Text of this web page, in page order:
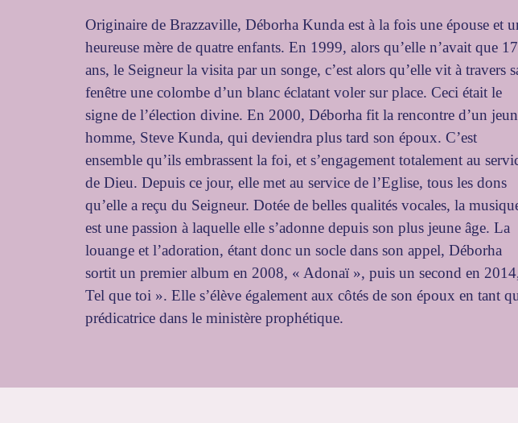
Originaire de Brazzaville, Déborha Kunda est à la fois une épouse et
heureuse mère de quatre enfants. En 1999, alors qu’elle n’avait que 17
ans, le Seigneur la visita par un songe, c’est alors qu’elle vit à travers
fenêtre une colombe d’un blanc éclatant voler sur place. Ceci était le
signe de l’élection divine. En 2000, Déborha fit la rencontre d’un
homme, Steve Kunda, qui deviendra plus tard son époux. C’est
ensemble qu’ils embrassent la foi, et s’engagement totalement au
de Dieu. Depuis ce jour, elle met au service de l’Eglise, tous les dons
qu’elle a reçu du Seigneur. Dotée de belles qualités vocales, la
est une passion à laquelle elle s’adonne depuis son plus jeune âge. La
louange et l’adoration, étant donc un socle dans son appel, Déborha
sortit un premier album en 2008, « Adonaï », puis un second en
Tel que toi ». Elle s’élève également aux côtés de son époux en tant
prédicatrice dans le ministère prophétique.